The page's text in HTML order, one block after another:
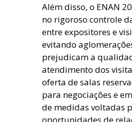
Além disso, o ENAN
no rigoroso controle
entre expositores e
evitando
prejudicam a
atendimento dos
oferta de salas
para negociações e
de medidas voltadas